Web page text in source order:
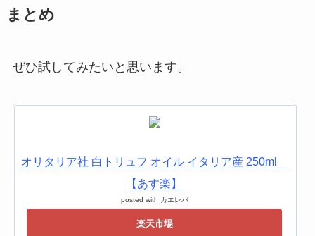
まとめ
ぜひ試してみたいと思います。
オリタリア社 白トリュフ オイル イタリア産 250ml
【あす楽】
posted with カエレバ
楽天市場